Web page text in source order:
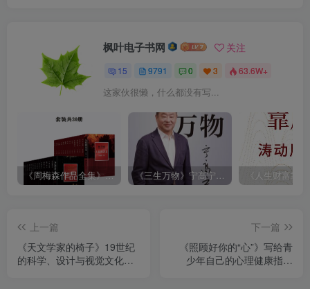
枫叶电子书网 关注
15 9791 0 3 63.6W+
这家伙很懒，什么都没有写...
《周梅森作品全集》[共30册] 《三生万物》宁高宁（epub+mobi+azw3+pdf）
上一篇
《天文学家的椅子》19世纪
的科学、设计与视觉文化
下一篇
《照顾好你的“心”》写给青
少年自己的心理健康指南